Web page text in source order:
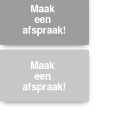
Maak
een
afspraak!
Maak
een
afspraak!